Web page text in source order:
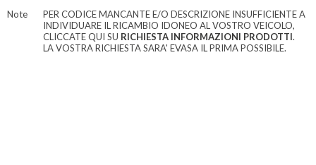
Note
PER CODICE MANCANTE E/O DESCRIZIONE INSUFFICIENTE A
INDIVIDUARE IL RICAMBIO IDONEO AL VOSTRO VEICOLO,
CLICCATE QUI SU RICHIESTA INFORMAZIONI PRODOTTI.
LA VOSTRA RICHIESTA SARA' EVASA IL PRIMA POSSIBILE.